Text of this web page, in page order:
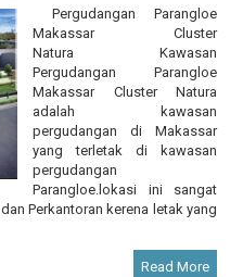
Pergudangan Parangloe
Makassar Cluster Natura
adalah kawasan
pergudangan di Makassar
yang terletak di kawasan
pergudangan
Parangloe.lokasi ini sangat
Perkantoran kerena letak yang
Read More